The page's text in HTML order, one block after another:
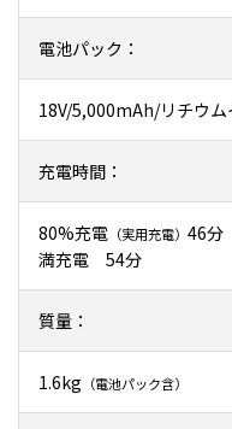
電池パック：
18V/5,000mAh/リチウム
充電時間：
80%充電 （実用充電） 46分
満充電 54分
質量：
1.6kg （電池パック含）